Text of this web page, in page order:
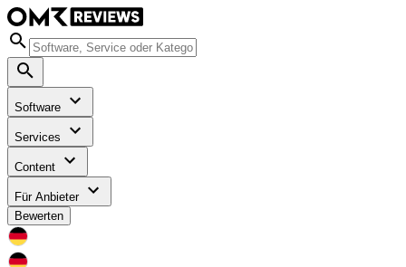
Software
Services
Content
Für Anbieter
Bewerten